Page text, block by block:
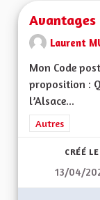
Avantages
Laurent
Mon Code
proposition :
l’Alsace...
Filtrer les
Autres
CRÉÉ LE
13/04/